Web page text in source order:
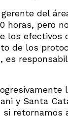
del
horas, pero
los efectivos
de los
es
y Santa
retornamos